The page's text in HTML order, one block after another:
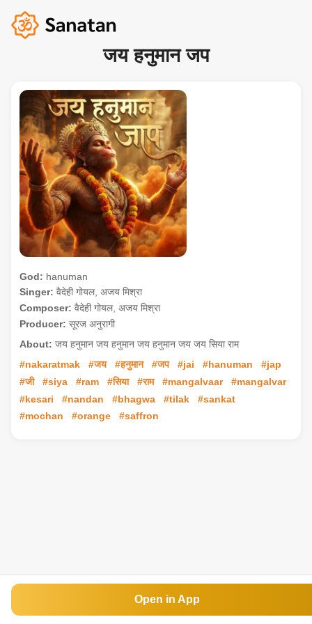
जय हनुमान जप
God: hanuman
Singer: वैदेही गोयल, अजय मिश्रा
Composer: वैदेही गोयल, अजय मिश्रा
Producer: सूरज अनुरागी
About: जय हनुमान जय हनुमान जय हनुमान जय जय सिया राम
#nakaratmak
#जय #हनुमान #जप #jai #hanuman
#jap
#जी
#siya #ram #सिया #राम #mangalvaar
#mangalvar
#kesari
#nandan #bhagwa #tilak
#sankat
#mochan
#orange #saffron
Open in App